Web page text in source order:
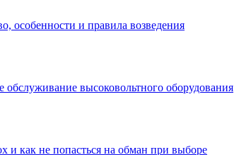
особенности и правила возведения
обслуживание высоковольтного оборудования
и как не попасться на обман при выборе